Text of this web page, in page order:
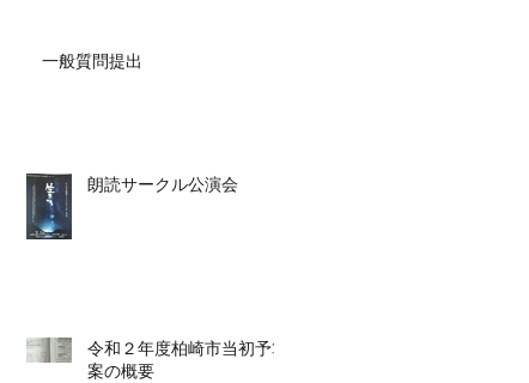
一般質問提出
朗読サークル公演会
令和２年度柏崎市当初予算
案の概要